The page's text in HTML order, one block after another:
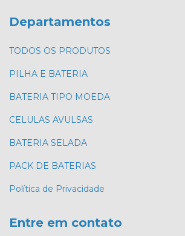
Departamentos
TODOS OS PRODUTOS
PILHA E BATERIA
BATERIA TIPO MOEDA
CELULAS AVULSAS
BATERIA SELADA
PACK DE BATERIAS
Política de Privacidade
Entre em contato